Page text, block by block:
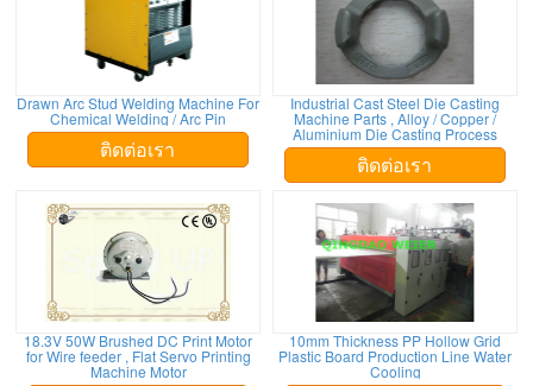
Drawn Arc Stud Welding Machine For
Chemical Welding / Arc Pin
ติดต่อเรา
Industrial Cast Steel Die Casting
Machine Parts , Alloy / Copper /
Aluminium Die Casting Process
ติดต่อเรา
18.3V 50W Brushed DC Print Motor
for Wire feeder , Flat Servo Printing
Machine Motor
10mm Thickness PP Hollow Grid
Plastic Board Production Line Water
Cooling